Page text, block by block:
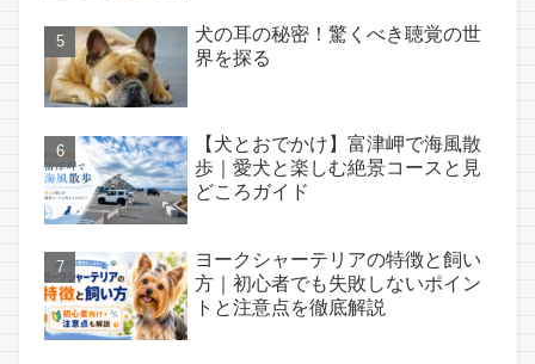
犬の耳の秘密！驚くべき聴覚の世
界を探る
【犬とおでかけ】富津岬で海風散
歩｜愛犬と楽しむ絶景コースと見
どころガイド
ヨークシャーテリアの特徴と飼い
方｜初心者でも失敗しないポイン
トと注意点を徹底解説